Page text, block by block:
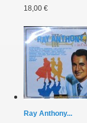
18,00 €
Ray Anthony...